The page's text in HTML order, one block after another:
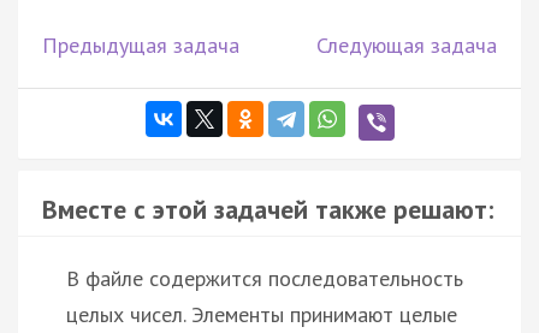
Предыдущая задача Следующая задача
Вместе с этой задачей также решают:
В файле содержится последовательность
целых чисел. Элементы принимают целые